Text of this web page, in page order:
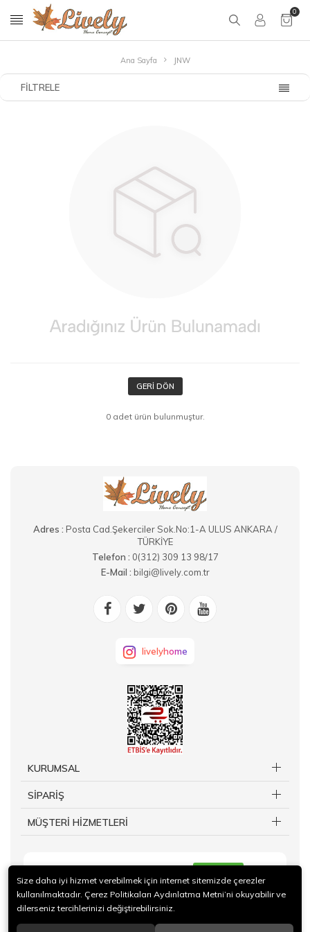
0
Ana Sayfa JNW
FILTRELE
GERI DÖN
0 adet ürün bulunmuştur.
Adres : Posta Cad.Şekerciler Sok.No:1-A ULUS ANKARA /
TÜRKİYE
Telefon : 0(312) 309 13 98/17
E-Mail : bilgi@lively.com.tr
livelyhome
KURUMSAL
SİPARİŞ
MÜŞTERİ HİZMETLERİ
Size daha iyi hizmet verebilmek için internet sitemizde çerezler
kullanılmaktadır. Çerez Politikaları Aydınlatma Metni’ni okuyabilir ve
dilerseniz tercihlerinizi değiştirebilirsiniz.